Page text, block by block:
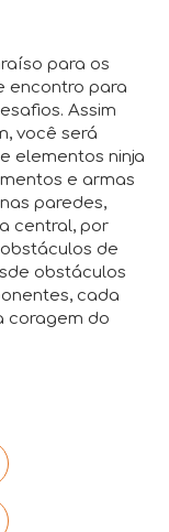
para os
encontro para
Assim
você será
elementos ninja
e armas
paredes,
central, por
de
obstáculos
cada
coragem do